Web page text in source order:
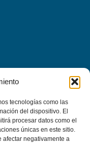
tecnologías como las
del dispositivo. El
procesar datos como el
únicas en este sitio.
afectar negativamente a